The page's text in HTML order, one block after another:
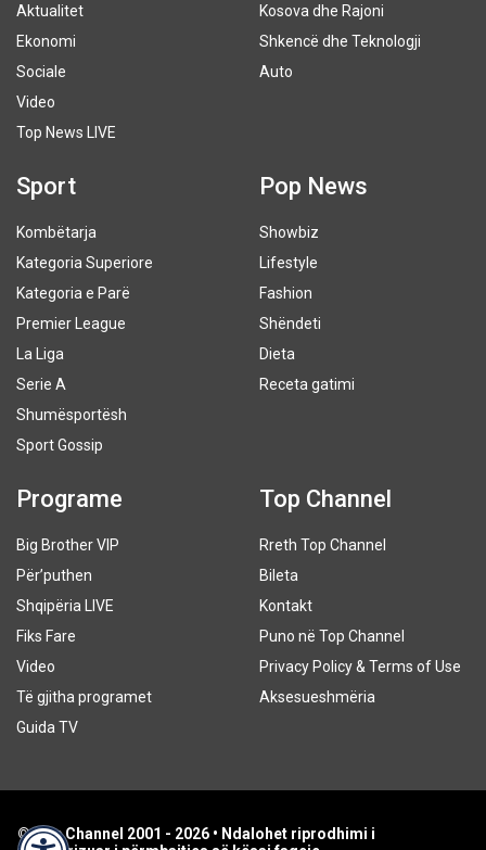
Aktualitet
Ekonomi
Sociale
Video
Top News LIVE
Kosova dhe Rajoni
Shkencë dhe Teknologji
Auto
Sport
Kombëtarja
Kategoria Superiore
Kategoria e Parë
Premier League
La Liga
Serie A
Shumësportësh
Sport Gossip
Pop News
Showbiz
Lifestyle
Fashion
Shëndeti
Dieta
Receta gatimi
Programe
Big Brother VIP
Për’puthen
Shqipëria LIVE
Fiks Fare
Video
Të gjitha programet
Guida TV
Top Channel
Rreth Top Channel
Bileta
Kontakt
Puno në Top Channel
Privacy Policy & Terms of Use
Aksesueshmëria
© Top Channel 2001 - 2026 • Ndalohet riprodhimi i